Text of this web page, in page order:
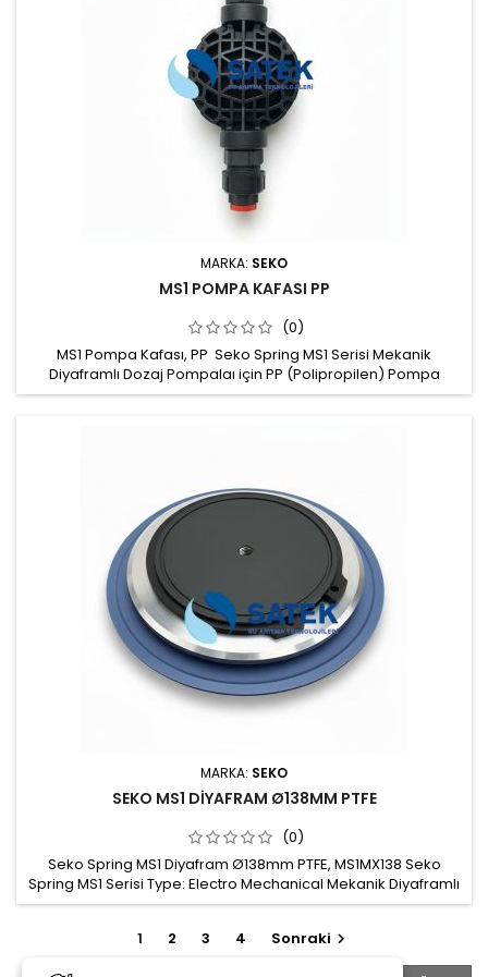
MARKA: SEKO
MS1 POMPA KAFASI PP
(0)
MS1 Pompa Kafası, PP Seko Spring MS1 Serisi Mekanik
Diyaframlı Dozaj Pompalaı için PP (Polipropilen) Pompa
Kafası Kafa malzemesi: PP (Polipropilen)
MARKA: SEKO
SEKO MS1 DİYAFRAM Ø138MM PTFE
(0)
Seko Spring MS1 Diyafram Ø138mm PTFE, MS1MX138 Seko
Spring MS1 Serisi Type: Electro Mechanical Mekanik Diyaframlı
Dozaj Pompası Diyaframı
1
2 3 4 Sonraki 